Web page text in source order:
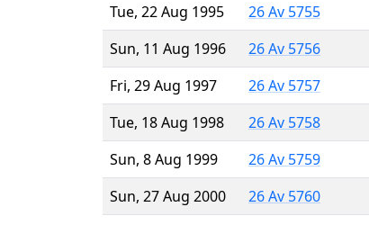
Tue, 22 Aug 1995
26 Av 5755
Sun, 11 Aug 1996
26 Av 5756
Fri, 29 Aug 1997
26 Av 5757
Tue, 18 Aug 1998
26 Av 5758
Sun, 8 Aug 1999
26 Av 5759
Sun, 27 Aug 2000
26 Av 5760